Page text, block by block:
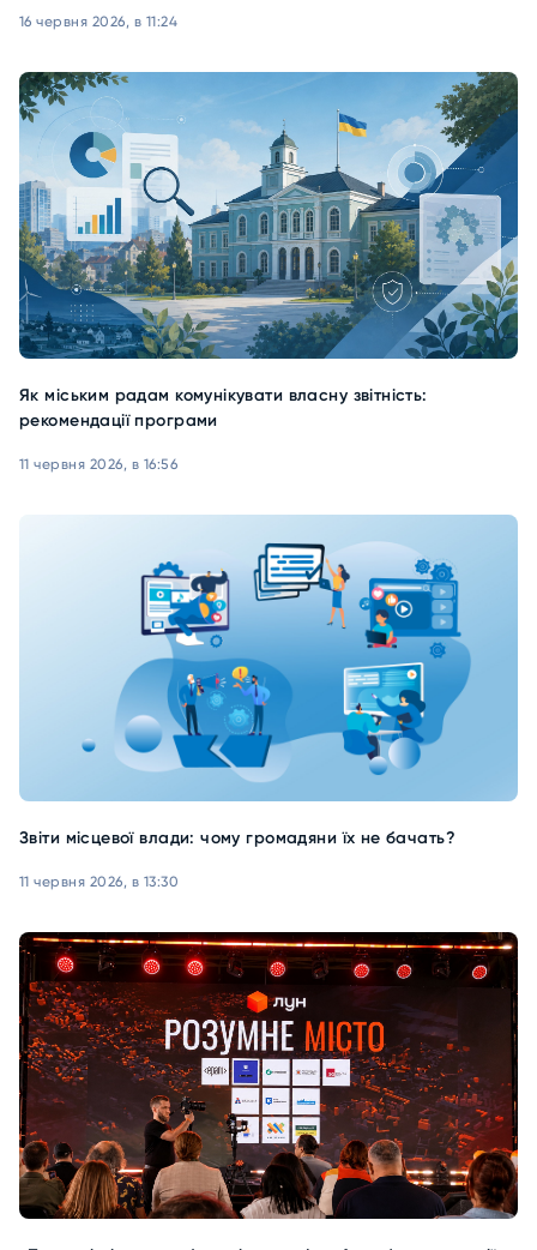
16 червня 2026, в 11:24
Як міським радам комунікувати власну звітність:
рекомендації програми
11 червня 2026, в 16:56
Звіти місцевої влади: чому громадяни їх не бачать?
11 червня 2026, в 13:30